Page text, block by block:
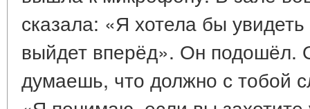
сказала: «Я хотела бы
выйдет вперёд». Он подошёл.
думаешь, что должно с тобой